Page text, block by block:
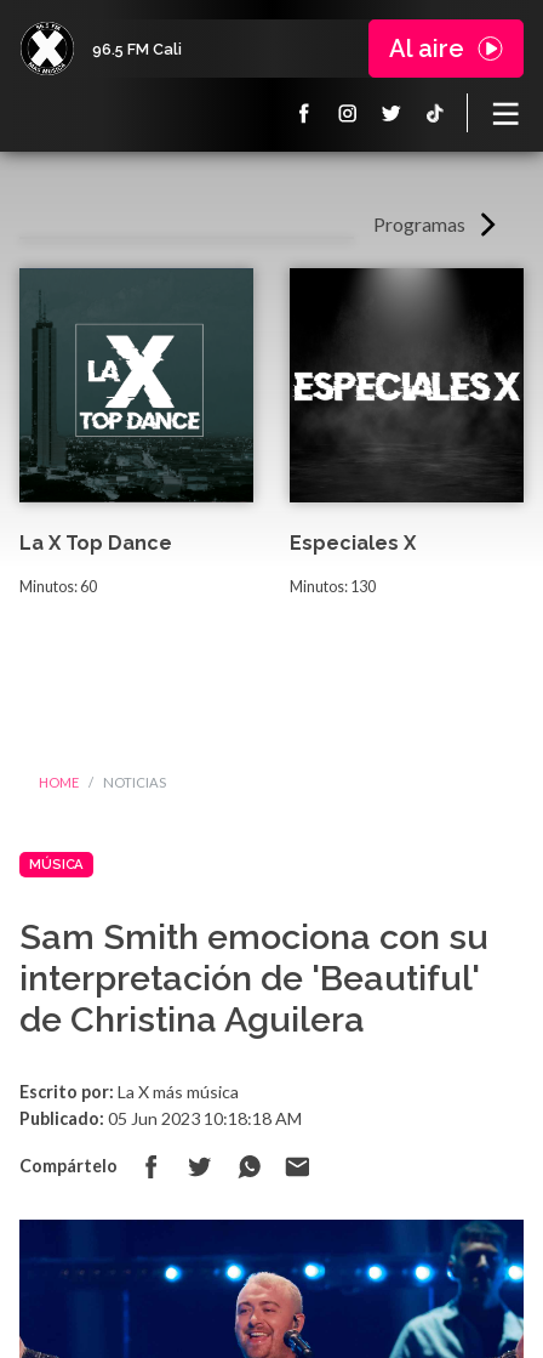
96.5 FM Cali Al aire
Programas
La X Top Dance
Minutos: 60
Especiales X
Minutos: 130
HOME NOTICIAS
MÚSICA
Sam Smith emociona con su
interpretación de 'Beautiful'
de Christina Aguilera
Escrito por: La X más música
Publicado: 05 Jun 2023 10:18:18 AM
Compártelo